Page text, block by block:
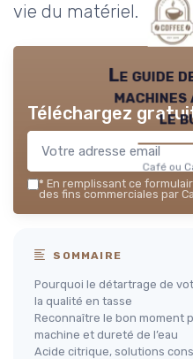
vie du matériel.
Le guide
le
Café ou
Téléchargez
* En remplissant ce
des fins commerciales par
SOMMAIRE
Pourquoi le détartrage de
la qualité en tasse
Reconnaître le bon moment
machine et dureté de l’eau
Acide citrique, solutions